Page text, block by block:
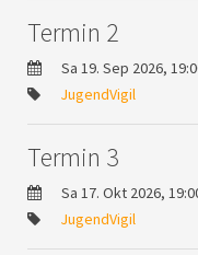
Termin 2
Sa 19. Sep 2026,
JugendVigil
Termin 3
Sa 17. Okt 2026,
JugendVigil